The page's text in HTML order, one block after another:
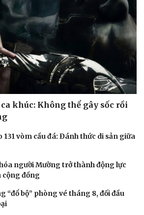
Sành điệu
Tin Công nghệ
ca khúc: Không thể gây sốc rồi
131 vòm cầu đá: Đánh thức di sản giữa
người Mường trở thành động lực
cộng đồng
“đổ bộ” phòng vé tháng 8, đối đầu